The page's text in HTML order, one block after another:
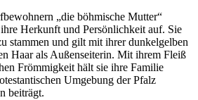
„die böhmische Mutter“
Herkunft und Persönlichkeit auf. Sie
stammen und gilt mit ihrer dunkelgelben
Haar als Außenseiterin. Mit ihrem Fleiß
Frömmigkeit hält sie ihre Familie
Umgebung der Pfalz
beiträgt.